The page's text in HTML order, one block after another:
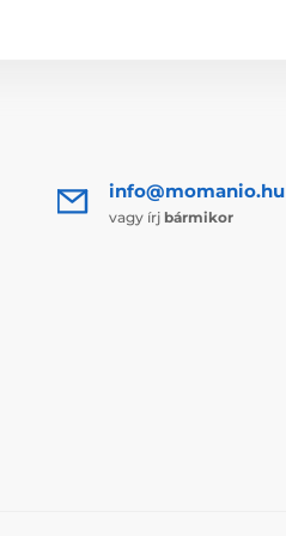
info@momanio.hu
vagy írj bármikor